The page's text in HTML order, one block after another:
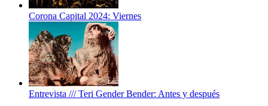
Corona Capital 2024: Viernes
Entrevista /// Teri Gender Bender: Antes y después